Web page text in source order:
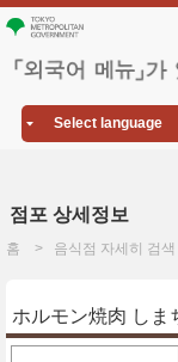
Select language
점포 상세정보
홈 음식점 자세히 검색
ホルモン焼肉 しま